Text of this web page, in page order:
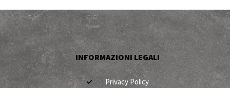
INFORMAZIONI LEGALI
Privacy Policy